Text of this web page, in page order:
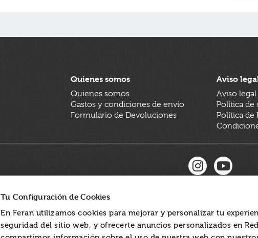
Tu Configuración de Cookies
En Feran utilizamos cookies para mejorar y personalizar tu
seguridad del sitio web, y ofrecerte anuncios personalizados en
Quienes somos
Quienes somos
Gastos y condiciones de envío
Formulario de Devoluciones
Aviso
Aviso legal
Política de
Política de